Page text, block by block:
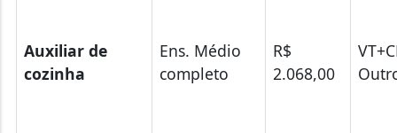
Auxiliar de
cozinha
Ens. Médio
completo
R$
2.068,00